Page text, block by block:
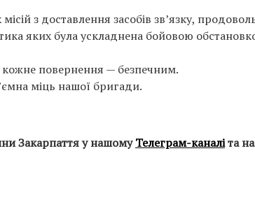
з доставлення засобів зв’язку,
яких була ускладнена бойовою
повернення — безпечним.
міць нашої бригади.
Закарпаття у нашомуТелеграм-каналіта